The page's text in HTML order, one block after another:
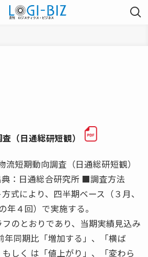
（日通総研短観）
流短期動向調査（日通総研短観）
：日通総合研究所 ■調査方法
式により、四半期ベース（３月、
年４回）で実施する。
のとおりであり、当期実績見込み
年同期比「増加する」、「横ば
しく は「値上がり」、「変わら